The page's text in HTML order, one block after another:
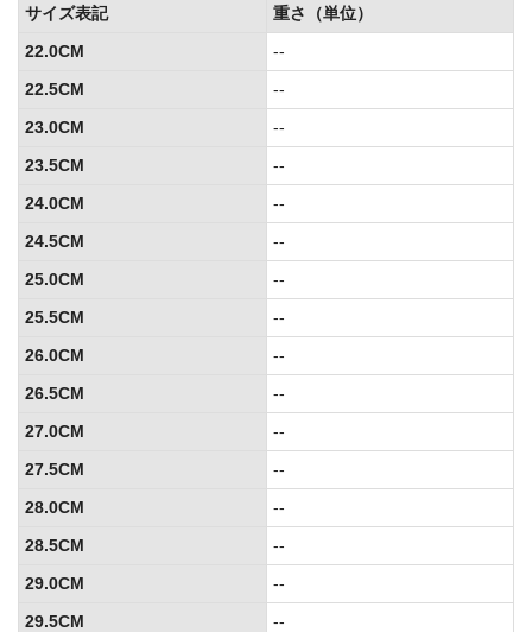
サイズ表記
重さ（単位）
22.0CM
--
22.5CM
--
23.0CM
--
23.5CM
--
24.0CM
--
24.5CM
--
25.0CM
--
25.5CM
--
26.0CM
--
26.5CM
--
27.0CM
--
27.5CM
--
28.0CM
--
28.5CM
--
29.0CM
--
29.5CM
--